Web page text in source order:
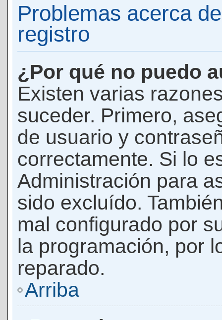
Problemas acerca
registro
¿Por qué no puedo
Existen varias
suceder. Primero,
de usuario y
correctamente. Si lo
Administración para
sido excluído.
mal configurado por
la programación, por
reparado.
Arriba